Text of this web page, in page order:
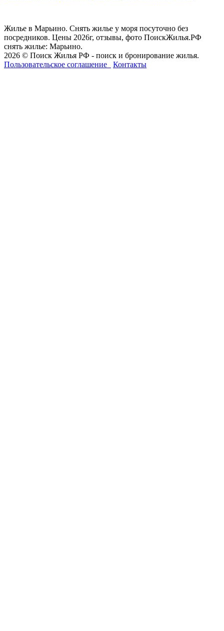
Жилье в Марьино. Снять жилье у моря посуточно без
посредников. Цены 2026г, отзывы, фото ПоискЖилья.РФ
снять жилье: Марьино.
2026 © Поиск Жилья РФ - поиск и бронирование жилья.
Пользовательское соглашение
Контакты